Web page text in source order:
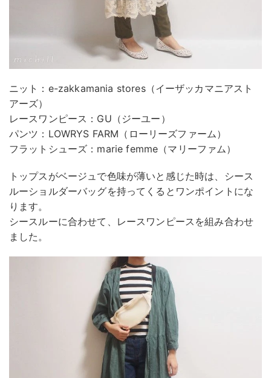
ニット：e-zakkamania stores（イーザッカマニアスト
アーズ）
レースワンピース：GU（ジーユー）
パンツ：LOWRYS FARM（ローリーズファーム）
フラットシューズ：marie femme（マリーファム）
トップスがベージュで色味が薄いと感じた時は、シース
ルーショルダーバッグを持ってくるとワンポイントにな
ります。
シースルーに合わせて、レースワンピースを組み合わせ
ました。